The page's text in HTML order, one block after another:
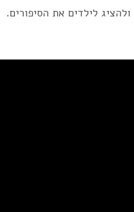
לילדים את הסיפורים.